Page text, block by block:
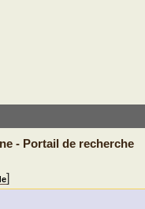
- Portail de recherche
]